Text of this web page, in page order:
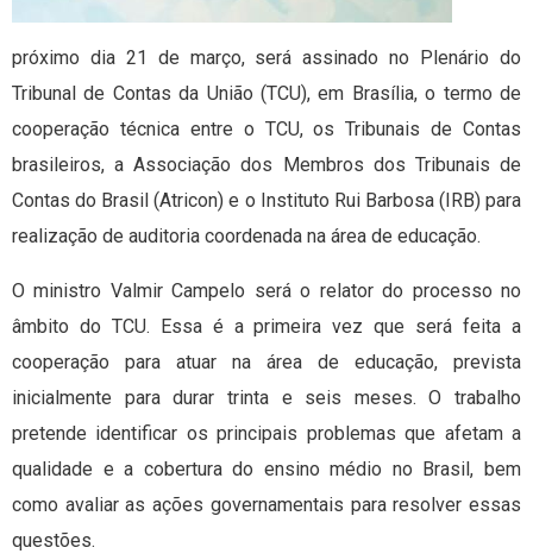
próximo dia 21 de março, será assinado no Plenário do
Tribunal de Contas da União (TCU), em Brasília, o termo de
cooperação técnica entre o TCU, os Tribunais de Contas
brasileiros, a Associação dos Membros dos Tribunais de
Contas do Brasil (Atricon) e o Instituto Rui Barbosa (IRB) para
realização de auditoria coordenada na área de educação.
O ministro Valmir Campelo será o relator do processo no
âmbito do TCU. Essa é a primeira vez que será feita a
cooperação para atuar na área de educação, prevista
inicialmente para durar trinta e seis meses. O trabalho
pretende identificar os principais problemas que afetam a
qualidade e a cobertura do ensino médio no Brasil, bem
como avaliar as ações governamentais para resolver essas
questões.